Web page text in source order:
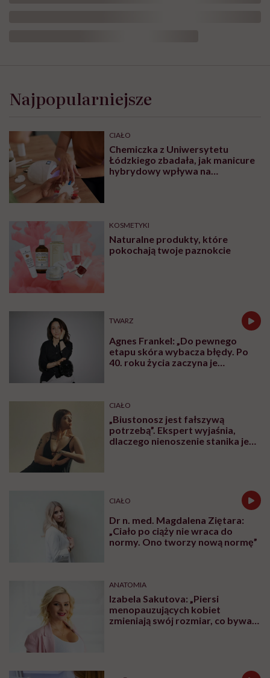
Najpopularniejsze
CIAŁO
Chemiczka z Uniwersytetu
Łódzkiego zbadała, jak manicure
hybrydowy wpływa na
KOSMETYKI
Naturalne produkty, które
pokochają twoje paznokcie
TWARZ
Agnes Frankel: „Do pewnego
etapu skóra wybacza błędy. Po
40. roku życia zaczyna je
CIAŁO
„Biustonosz jest fałszywą
potrzebą”. Ekspert wyjaśnia,
dlaczego nienoszenie stanika jest
CIAŁO
Dr n. med. Magdalena Ziętara:
„Ciało po ciąży nie wraca do
normy. Ono tworzy nową normę”
ANATOMIA
Izabela Sakutova: „Piersi
menopauzujących kobiet
zmieniają swój rozmiar, co bywa